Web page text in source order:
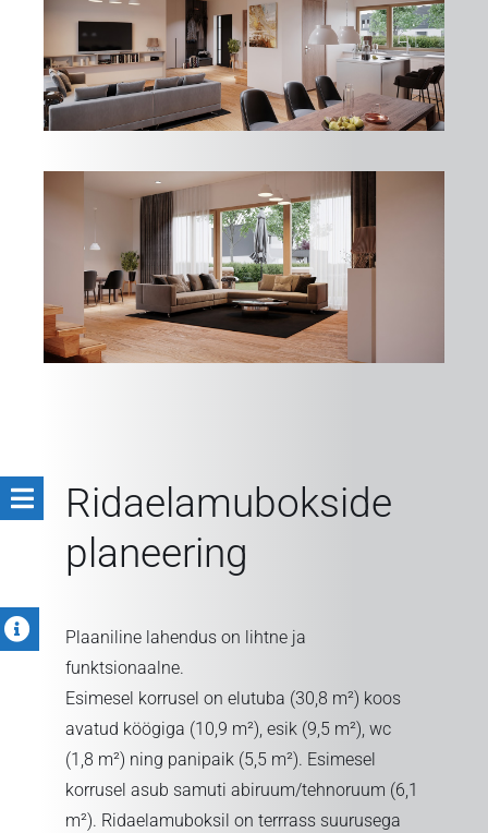
Ridaelamubokside
planeering
Plaaniline lahendus on lihtne ja
funktsionaalne.
Esimesel korrusel on elutuba (30,8 m²) koos
avatud köögiga (10,9 m²), esik (9,5 m²), wc
(1,8 m²) ning panipaik (5,5 m²). Esimesel
korrusel asub samuti abiruum/tehnoruum (6,1
m²). Ridaelamuboksil on terrrass suurusega